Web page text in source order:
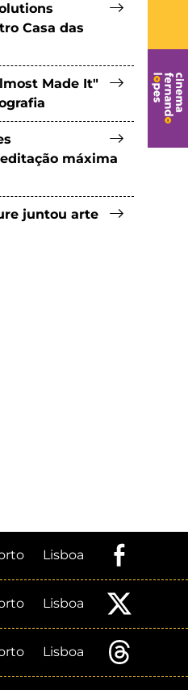
Casa das
Made It"
máxima
juntou arte
Lisboa
Lisboa
Lisboa